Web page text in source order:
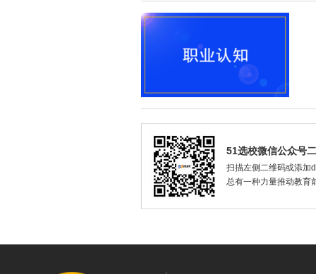
51选校微信公众号
扫描左侧二维码或添加
总有一种力量推动教育